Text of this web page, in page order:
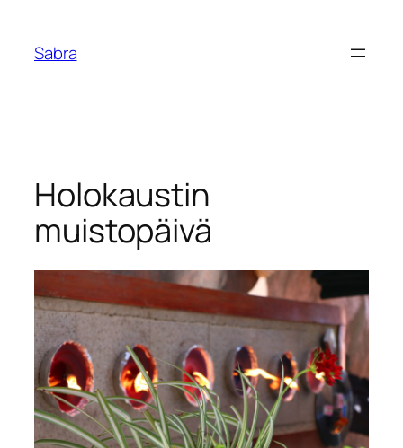
content
Sabra
Holokaustin
muistopäivä